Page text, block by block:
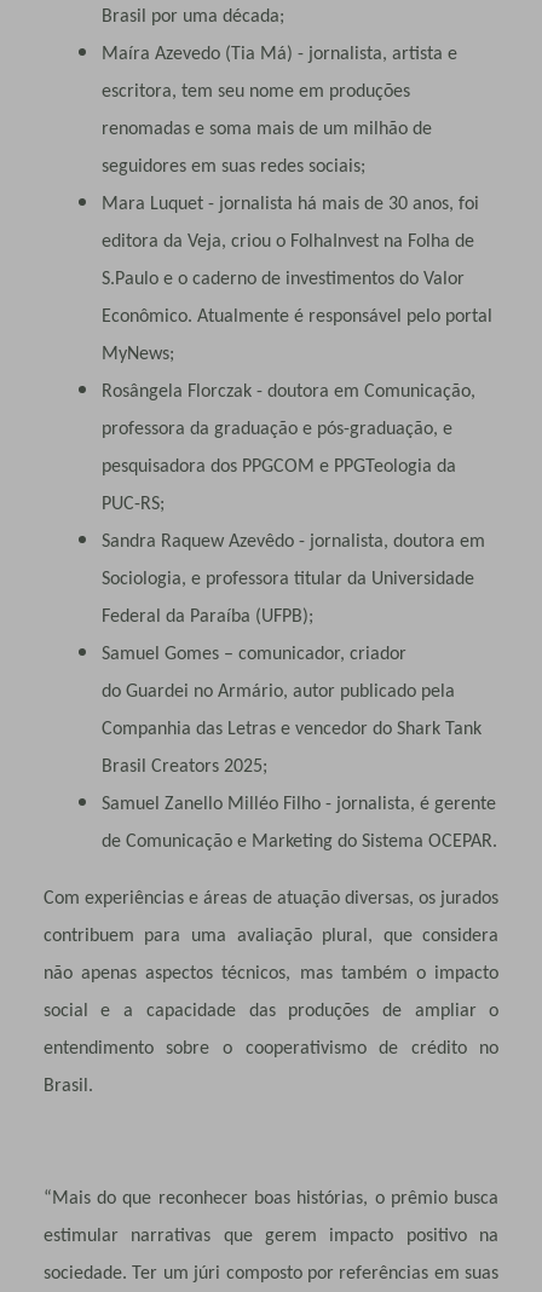
Brasil por uma década;
Maíra Azevedo (Tia Má) - jornalista, artista e
escritora, tem seu nome em produções
renomadas e soma mais de um milhão de
seguidores em suas redes sociais;
Mara Luquet - jornalista há mais de 30 anos, foi
editora da Veja, criou o FolhaInvest na Folha de
S.Paulo e o caderno de investimentos do Valor
Econômico. Atualmente é responsável pelo portal
MyNews;
Rosângela Florczak - doutora em Comunicação,
professora da graduação e pós-graduação, e
pesquisadora dos PPGCOM e PPGTeologia da
PUC-RS;
Sandra Raquew Azevêdo - jornalista, doutora em
Sociologia, e professora titular da Universidade
Federal da Paraíba (UFPB);
Samuel Gomes – comunicador, criador
do Guardei no Armário, autor publicado pela
Companhia das Letras e vencedor do Shark Tank
Brasil Creators 2025;
Samuel Zanello Milléo Filho - jornalista, é gerente
de Comunicação e Marketing do Sistema OCEPAR.
Com experiências e áreas de atuação diversas, os jurados
contribuem para uma avaliação plural, que considera
não apenas aspectos técnicos, mas também o impacto
social e a capacidade das produções de ampliar o
entendimento sobre o cooperativismo de crédito no
Brasil.
“Mais do que reconhecer boas histórias, o prêmio busca
estimular narrativas que gerem impacto positivo na
sociedade. Ter um júri composto por referências em suas